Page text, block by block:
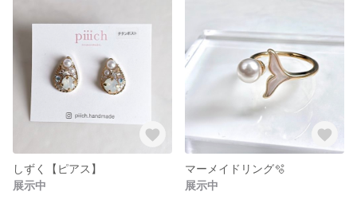
しずく【ピアス】
展示中
マーメイドリング🫧
展示中